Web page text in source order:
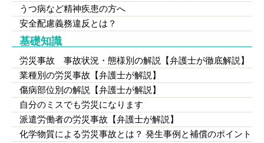
うつ病など精神疾患の方へ
安全配慮義務違反とは？
基礎知識
労災事故 事故状況・態様別の解説【弁護士が徹底解説】
業種別の労災事故【弁護士が解説】
傷病部位別の解説【弁護士が解説】
自分のミスでも労災になります
派遣労働者の労災事故【弁護士が解説】
化学物質による労災事故とは？ 発生事例と補償のポイント